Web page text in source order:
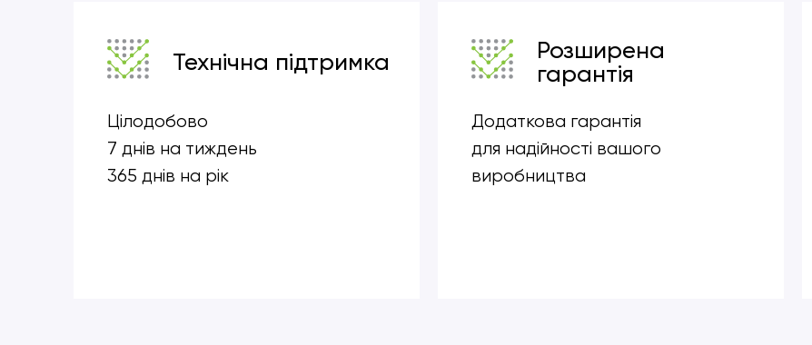
Технічна підтримка
Цілодобово
7 днів на тиждень
365 днів на рік
Розширена
гарантія
Додаткова гарантія
для надійності вашого
виробництва